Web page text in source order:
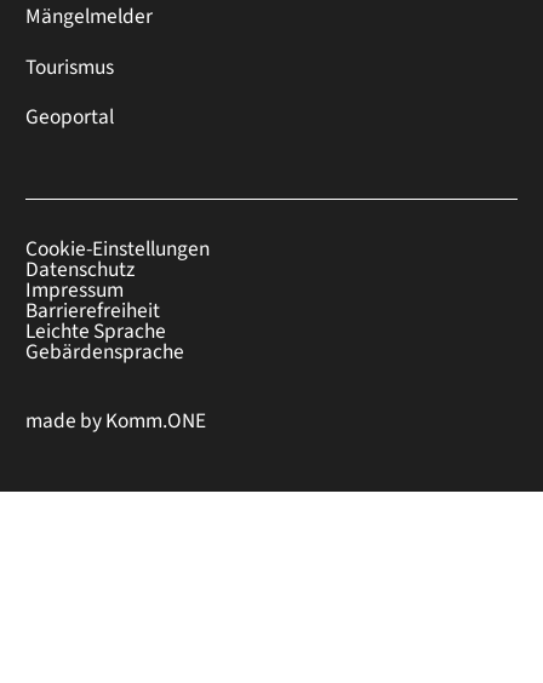
Mängelmelder
Tourismus
Geoportal
Cookie-Einstellungen
Datenschutz
Impressum
Barrierefreiheit
Leichte Sprache
Gebärdensprache
made byKomm.ONE